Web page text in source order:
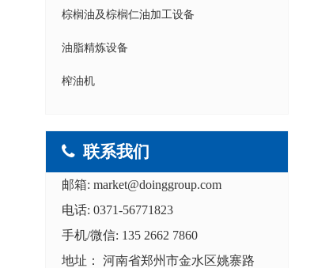
棕榈油及棕榈仁油加工设备
油脂精炼设备
榨油机
联系我们
邮箱: market@doinggroup.com
电话: 0371-56771823
手机/微信: 135 2662 7860
地址： 河南省郑州市金水区姚寨路